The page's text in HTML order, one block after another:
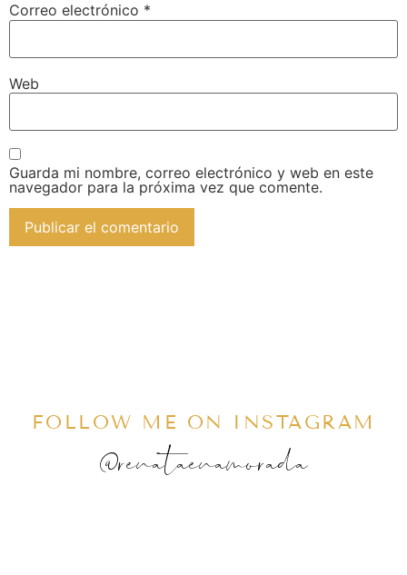
Correo electrónico *
Web
Guarda mi nombre, correo electrónico y web en este
navegador para la próxima vez que comente.
FOLLOW ME ON INSTAGRAM
@renataenamorada